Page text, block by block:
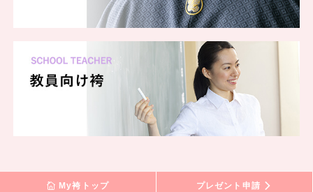
一蔵 高槻店
一蔵 浜松店
一蔵 鹿児島店
一蔵 宇都宮店
一蔵 新宿三丁目店
一蔵 横浜ランドマークタワー店
一蔵 JRタワー札幌店
一蔵 仙台店
My袴トップ プレゼント申請